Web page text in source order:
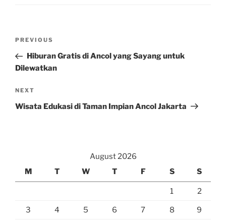
Previous
Post
PREVIOUS
Hiburan Gratis di Ancol yang Sayang untuk
Dilewatkan
Next
Post
NEXT
Wisata Edukasi di Taman Impian Ancol Jakarta
August 2026
M
T W T F S S
1 2
3 4 5 6 7 8 9